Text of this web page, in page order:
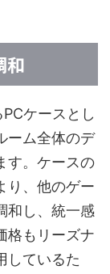
和
ケースとし
ーム全体のデ
す。ケースの
り、他のゲー
和し、統一感
格もリーズナ
しているた